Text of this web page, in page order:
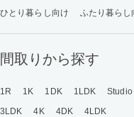
ひとり暮らし向け
ふたり暮らし
間取りから探す
1R 1K 1DK 1LDK Studio
3LDK
4K 4DK 4LDK